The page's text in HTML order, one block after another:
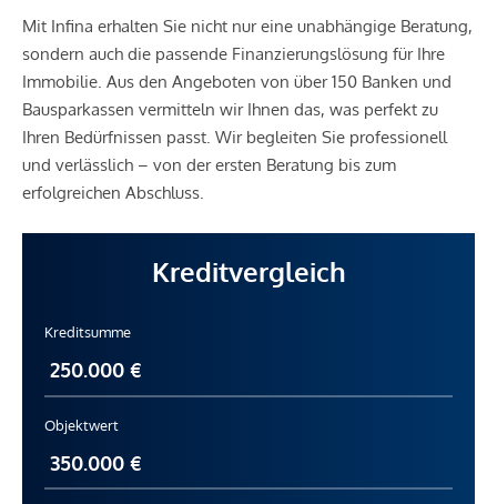
Mit Infina erhalten Sie nicht nur eine unabhängige Beratung,
sondern auch die passende Finanzierungslösung für Ihre
Immobilie. Aus den Angeboten von über 150 Banken und
Bausparkassen vermitteln wir Ihnen das, was perfekt zu
Ihren Bedürfnissen passt. Wir begleiten Sie professionell
und verlässlich – von der ersten Beratung bis zum
erfolgreichen Abschluss.
Kreditvergleich
Kreditsumme
Objektwert